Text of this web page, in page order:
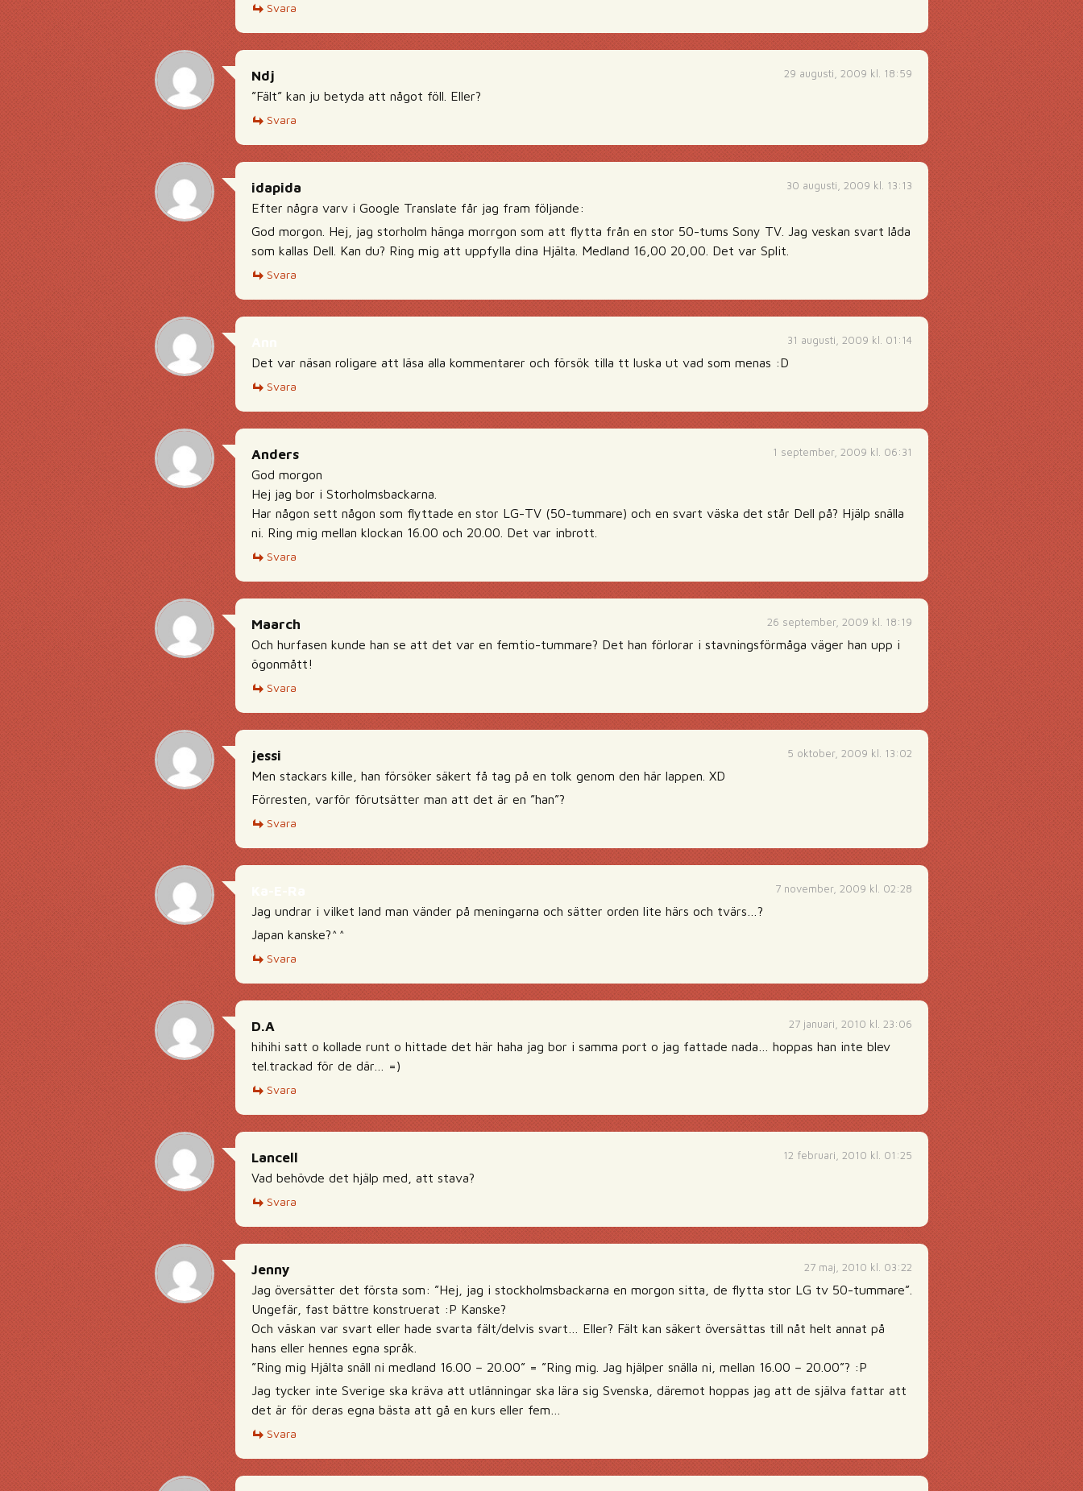
Svara
29 augusti, 2009 kl. 18:59
Ndj
”Fält” kan ju betyda att något föll. Eller?
Svara
30 augusti, 2009 kl. 13:13
idapida
Efter några varv i Google Translate får jag fram följande:
God morgon. Hej, jag storholm hänga morrgon som att flytta från en stor 50-tums Sony TV. Jag veskan svart låda
som kallas Dell. Kan du? Ring mig att uppfylla dina Hjälta. Medland 16,00 20,00. Det var Split.
Svara
31 augusti, 2009 kl. 01:14
Det var näsan roligare att läsa alla kommentarer och försök tilla tt luska ut vad som menas :D
Svara
1 september, 2009 kl. 06:31
Anders
God morgon
Hej jag bor i Storholmsbackarna.
Har någon sett någon som flyttade en stor LG-TV (50-tummare) och en svart väska det står Dell på? Hjälp snälla
ni. Ring mig mellan klockan 16.00 och 20.00. Det var inbrott.
Svara
26 september, 2009 kl. 18:19
Maarch
Och hurfasen kunde han se att det var en femtio-tummare? Det han förlorar i stavningsförmåga väger han upp i
ögonmått!
Svara
5 oktober, 2009 kl. 13:02
jessi
Men stackars kille, han försöker säkert få tag på en tolk genom den här lappen. XD
Förresten, varför förutsätter man att det är en ”han”?
Svara
7 november, 2009 kl. 02:28
Jag undrar i vilket land man vänder på meningarna och sätter orden lite härs och tvärs…?
Japan kanske?^^
Svara
27 januari, 2010 kl. 23:06
D.A
hihihi satt o kollade runt o hittade det här haha jag bor i samma port o jag fattade nada… hoppas han inte blev
tel.trackad för de där… =)
Svara
12 februari, 2010 kl. 01:25
Lancell
Vad behövde det hjälp med, att stava?
Svara
27 maj, 2010 kl. 03:22
Jenny
Jag översätter det första som: ”Hej, jag i stockholmsbackarna en morgon sitta, de flytta stor LG tv 50-tummare”.
Ungefär, fast bättre konstruerat :P Kanske?
Och väskan var svart eller hade svarta fält/delvis svart… Eller? Fält kan säkert översättas till nåt helt annat på
hans eller hennes egna språk.
”Ring mig Hjälta snäll ni medland 16.00 – 20.00” = ”Ring mig. Jag hjälper snälla ni, mellan 16.00 – 20.00”? :P
Jag tycker inte Sverige ska kräva att utlänningar ska lära sig Svenska, däremot hoppas jag att de själva fattar att
det är för deras egna bästa att gå en kurs eller fem…
Svara